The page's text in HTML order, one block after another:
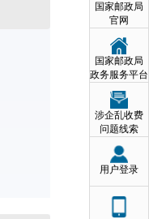
国家邮政局
官网
国家邮政局
政务服务平台
涉企乱收费
问题线索
用户登录